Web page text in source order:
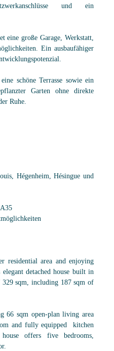
und ein
eine große Garage, Werkstatt,
Ein ausbaufähiger
schöne Terrasse sowie ein
Garten ohne direkte
Ruhe.
Hégenheim, Hésingue und
residential area and enjoying
detached house built in
sqm, including 187 sqm of
66 sqm open-plan living area
and fully equipped kitchen
offers five bedrooms,